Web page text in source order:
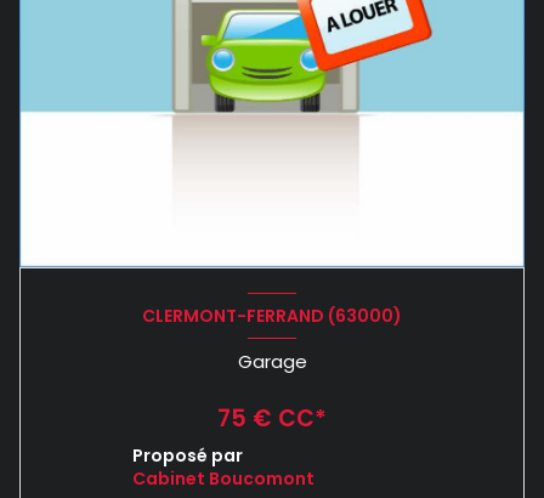
CLERMONT-FERRAND (63000)
Garage
75 € CC*
Proposé par
Cabinet Boucomont